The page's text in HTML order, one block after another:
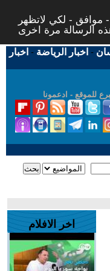
موافق - لكي لاتظهر
- اخبار الرياضة - اخبار
للموقع - ادعمونا
اخر الافلام